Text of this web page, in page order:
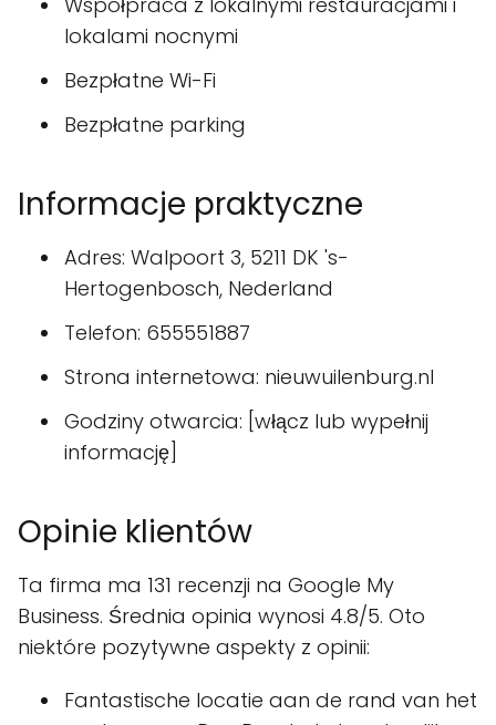
lokalami nocnymi
Bezpłatne Wi-Fi
Bezpłatne parking
Informacje praktyczne
Adres: Walpoort 3, 5211 DK 's-
Hertogenbosch, Nederland
Telefon: 655551887
Strona internetowa: nieuwuilenburg.nl
Godziny otwarcia: [włącz lub wypełnij
informację]
Opinie klientów
Ta firma ma 131 recenzji na Google My
Business. Średnia opinia wynosi 4.8/5. Oto
niektóre pozytywne aspekty z opinii:
Fantastische locatie aan de rand van het